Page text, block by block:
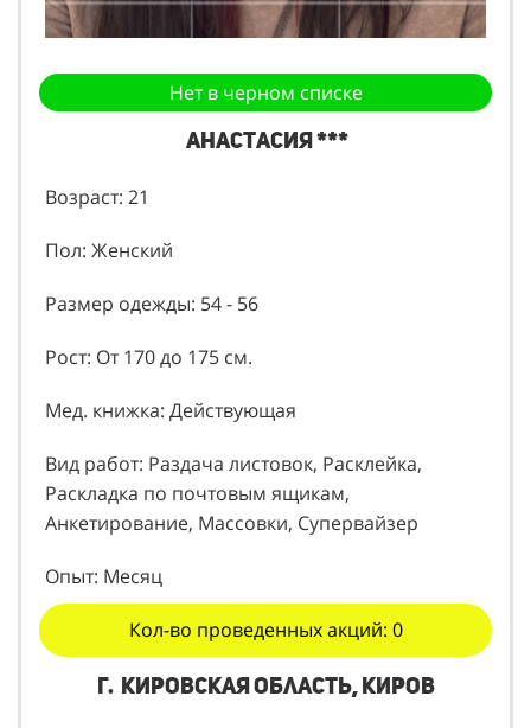
Нет в черном списке
Анастасия ***
Возраст: 21
Пол: Женский
Размер одежды: 54 - 56
Рост: От 170 до 175 см.
Мед. книжка: Действующая
Вид работ: Раздача листовок, Расклейка,
Раскладка по почтовым ящикам,
Анкетирование, Массовки, Супервайзер
Опыт: Месяц
Кол-во проведенных акций: 0
г. Кировская область, Киров